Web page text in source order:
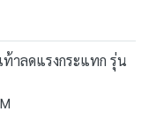
าลดแรงกระแทก รุ่น